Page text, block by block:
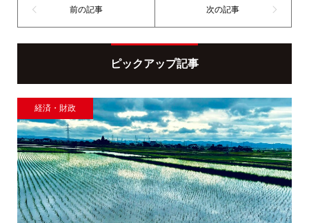
ピックアップ記事
経済・財政